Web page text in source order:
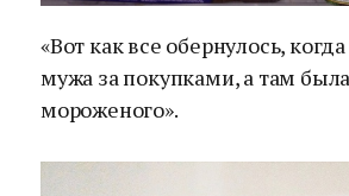
«Вот как все обернулось,
мужа за покупками, а там
мороженого».